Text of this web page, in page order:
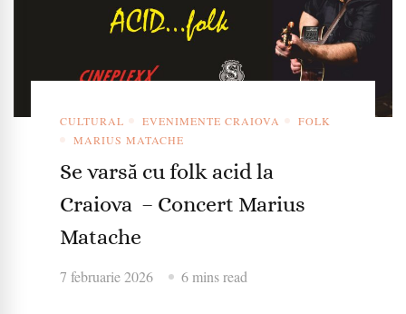
CULTURAL EVENIMENTE CRAIOVA
FOLK
MARIUS MATACHE
Se varsă cu folk acid la
Craiova – Concert Marius
Matache
7 februarie 2026 6 mins read